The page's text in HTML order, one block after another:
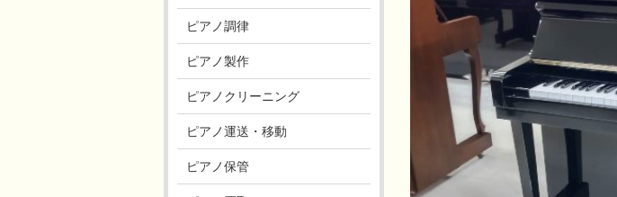
ピアノ調律
ピアノ製作
ピアノクリーニング
ピアノ運送・移動
ピアノ保管